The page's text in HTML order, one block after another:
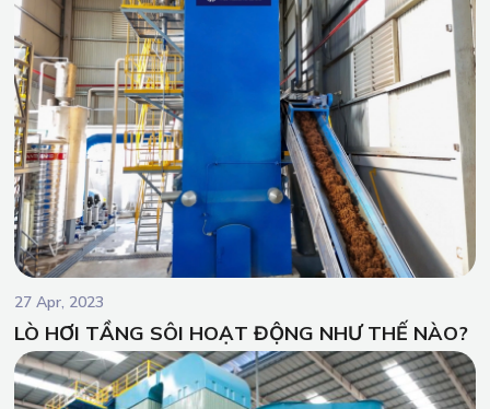
27 Apr, 2023
LÒ HƠI TẦNG SÔI HOẠT ĐỘNG NHƯ THẾ NÀO?